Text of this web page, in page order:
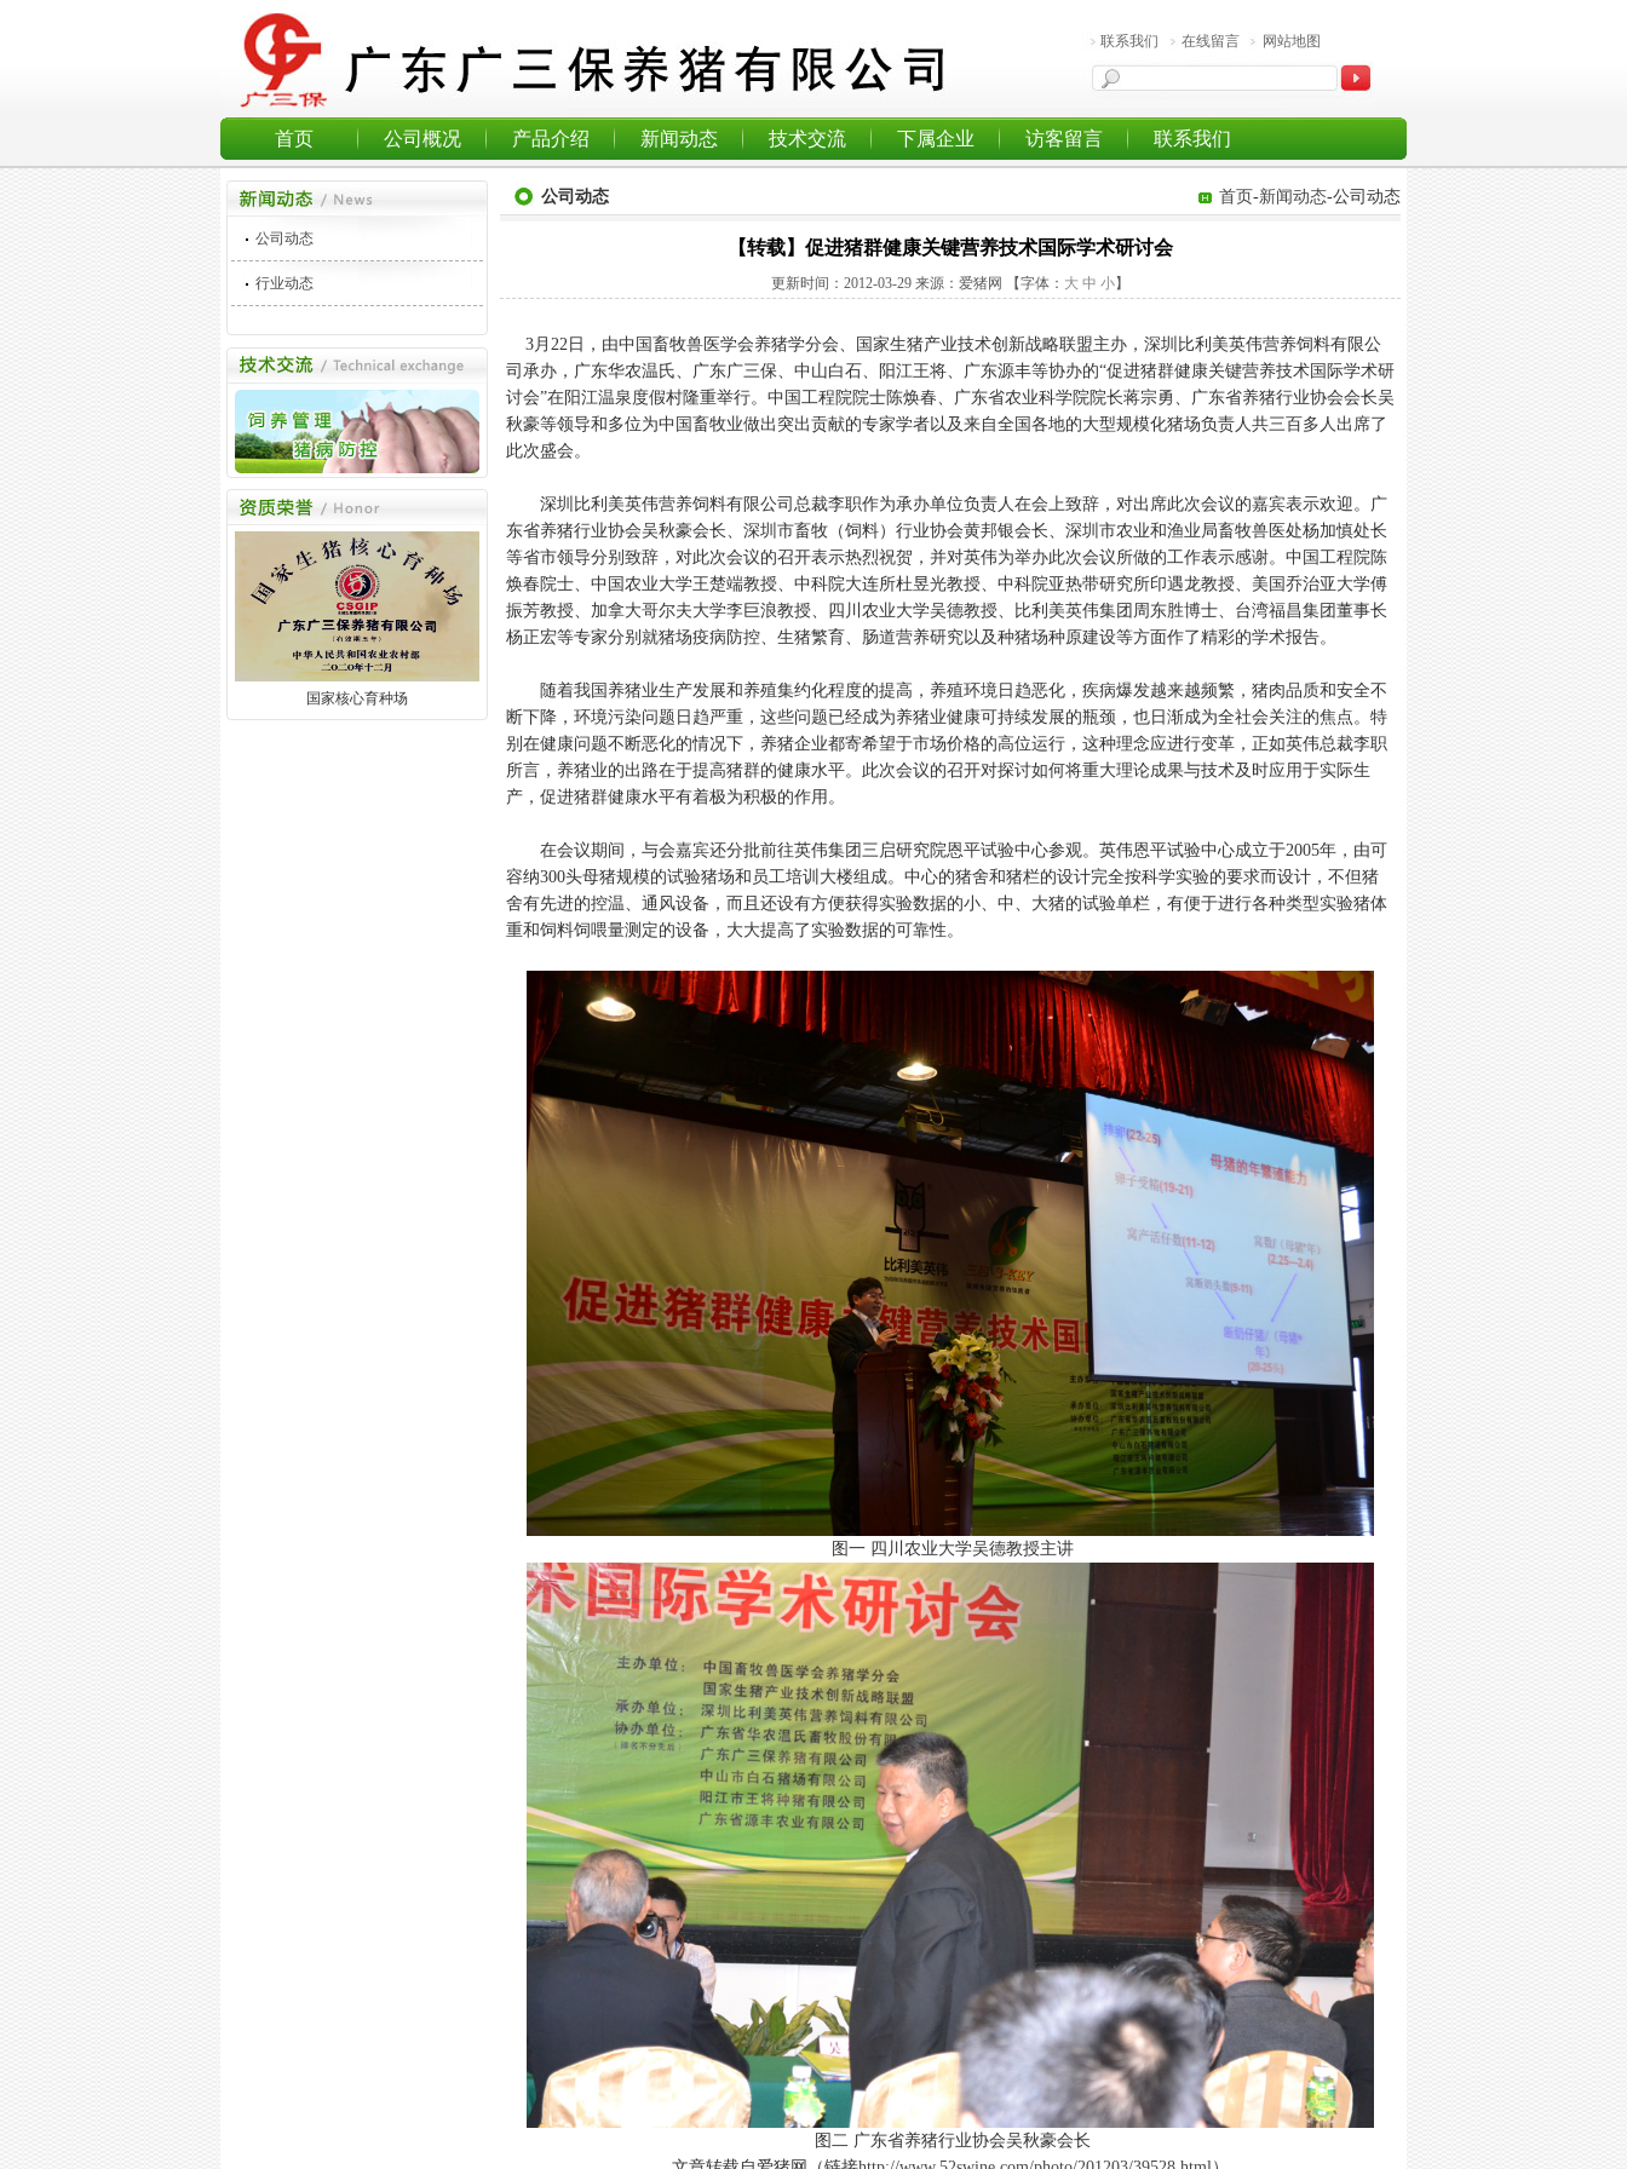
联系我们 在线留言 网站地图
首页 公司概况 产品介绍 新闻动态 技术交流 下属企业 访客留言 联系我们
公司动态
行业动态
国家核心育种场
首页-新闻动态-公司动态
公司动态
【转载】促进猪群健康关键营养技术国际学术研讨会
更新时间： 2012-03-29 来源：爱猪网 【字体： 大 中 小】
3月22日，由中国畜牧兽医学会养猪学分会、国家生猪产业技术创新战略联盟主办，深圳比利美英伟营养饲料有限公
司承办，广东华农温氏、广东广三保、中山白石、阳江王将、广东源丰等协办的“促进猪群健康关键营养技术国际学术研
讨会”在阳江温泉度假村隆重举行。中国工程院院士陈焕春、广东省农业科学院院长蒋宗勇、广东省养猪行业协会会长吴
秋豪等领导和多位为中国畜牧业做出突出贡献的专家学者以及来自全国各地的大型规模化猪场负责人共三百多人出席了
此次盛会。
深圳比利美英伟营养饲料有限公司总裁李职作为承办单位负责人在会上致辞，对出席此次会议的嘉宾表示欢迎。广
东省养猪行业协会吴秋豪会长、深圳市畜牧（饲料）行业协会黄邦银会长、深圳市农业和渔业局畜牧兽医处杨加慎处长
等省市领导分别致辞，对此次会议的召开表示热烈祝贺，并对英伟为举办此次会议所做的工作表示感谢。中国工程院陈
焕春院士、中国农业大学王楚端教授、中科院大连所杜昱光教授、中科院亚热带研究所印遇龙教授、美国乔治亚大学傅
振芳教授、加拿大哥尔夫大学李巨浪教授、四川农业大学吴德教授、比利美英伟集团周东胜博士、台湾福昌集团董事长
杨正宏等专家分别就猪场疫病防控、生猪繁育、肠道营养研究以及种猪场种原建设等方面作了精彩的学术报告。
随着我国养猪业生产发展和养殖集约化程度的提高，养殖环境日趋恶化，疾病爆发越来越频繁，猪肉品质和安全不
断下降，环境污染问题日趋严重，这些问题已经成为养猪业健康可持续发展的瓶颈，也日渐成为全社会关注的焦点。特
别在健康问题不断恶化的情况下，养猪企业都寄希望于市场价格的高位运行，这种理念应进行变革，正如英伟总裁李职
所言，养猪业的出路在于提高猪群的健康水平。此次会议的召开对探讨如何将重大理论成果与技术及时应用于实际生
产，促进猪群健康水平有着极为积极的作用。
在会议期间，与会嘉宾还分批前往英伟集团三启研究院恩平试验中心参观。英伟恩平试验中心成立于2005年，由可
容纳300头母猪规模的试验猪场和员工培训大楼组成。中心的猪舍和猪栏的设计完全按科学实验的要求而设计，不但猪
舍有先进的控温、通风设备，而且还设有方便获得实验数据的小、中、大猪的试验单栏，有便于进行各种类型实验猪体
重和饲料饲喂量测定的设备，大大提高了实验数据的可靠性。
图一 四川农业大学吴德教授主讲
图二 广东省养猪行业协会吴秋豪会长